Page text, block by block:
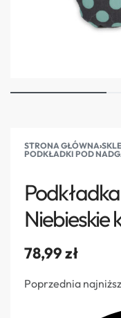
STRONA GŁÓWNA›
PODKŁADKI POD
Niebieskie
78,99zł
Poprzednia